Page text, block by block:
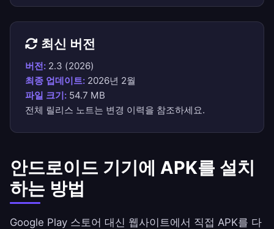
최신 버전
버전: 2.3 (2026)
최종 업데이트: 2026년 2월
파일 크기: 54.7 MB
전체 릴리스 노트는 변경 이력을 참조하세요.
안드로이드 기기에 APK를 설치
하는 방법
Google Play 스토어 대신 웹사이트에서 직접 APK를 다